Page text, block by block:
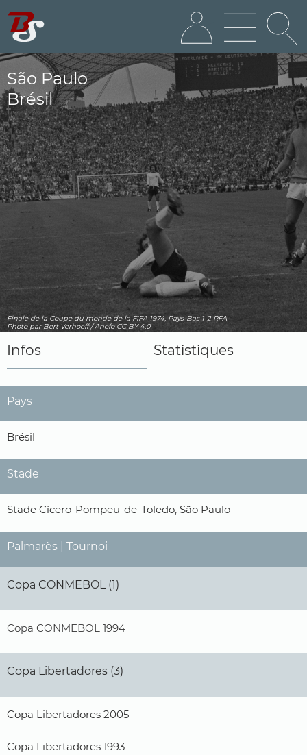
São Paulo
Brésil
Finale de la Coupe du monde de la FIFA 1974, Pays-Bas 1-2 RFA
Photopar Bert Verhoeff / Anefo CC BY 4.0
Infos Statistiques
Pays
Brésil
Stade
Stade Cícero-Pompeu-de-Toledo, São Paulo
Palmarès | Tournoi
Copa CONMEBOL (1)
Copa CONMEBOL 1994
Copa Libertadores (3)
Copa Libertadores 2005
Copa Libertadores 1993